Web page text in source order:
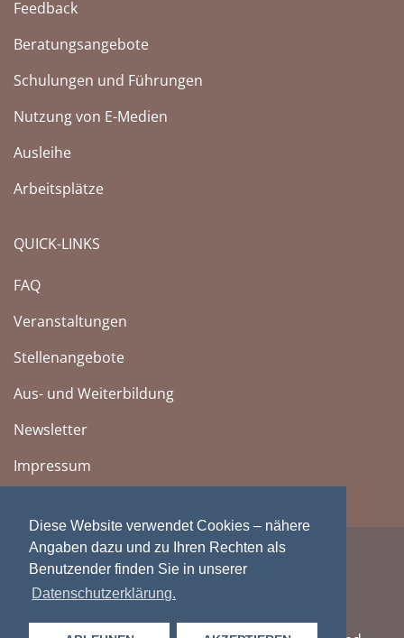
Diese Website verwendet Cookies – nähere
Angaben dazu und zu Ihren Rechten als
Benutzender finden Sie in unserer
Datenschutzerklärung.
Feedback
Beratungsangebote
Schulungen und Führungen
Nutzung von E-Medien
Ausleihe
Arbeitsplätze
QUICK-LINKS
FAQ
Veranstaltungen
Stellenangebote
Aus- und Weiterbildung
Newsletter
Impressum